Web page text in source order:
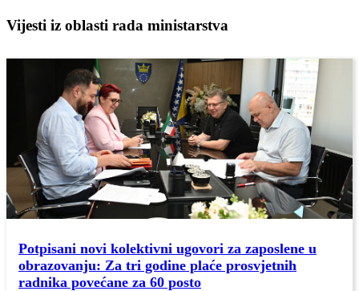
Vijesti iz oblasti rada ministarstva
Potpisani novi kolektivni ugovori za zaposlene u
obrazovanju: Za tri godine plaće prosvjetnih
radnika povećane za 60 posto